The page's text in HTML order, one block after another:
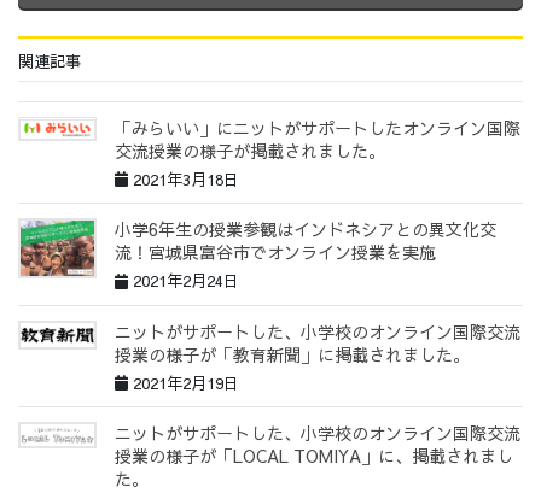
お問い合わせ
関連記事
「みらいい」にニットがサポートしたオンライン国際
交流授業の様子が掲載されました。
2021年3月18日
小学6年生の授業参観はインドネシアとの異文化交
流！宮城県富谷市でオンライン授業を実施
2021年2月24日
ニットがサポートした、小学校のオンライン国際交流
授業の様子が「教育新聞」に掲載されました。
2021年2月19日
ニットがサポートした、小学校のオンライン国際交流
授業の様子が「LOCAL TOMIYA」に、掲載されまし
た。